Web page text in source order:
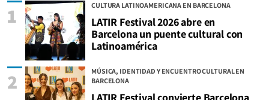
CULTURA LATINOAMERICANA EN BARCELONA
LATIR Festival 2026 abre en
Barcelona un puente cultural con
Latinoamérica
1
MÚSICA, IDENTIDAD Y ENCUENTRO CULTURAL EN
BARCELONA
2